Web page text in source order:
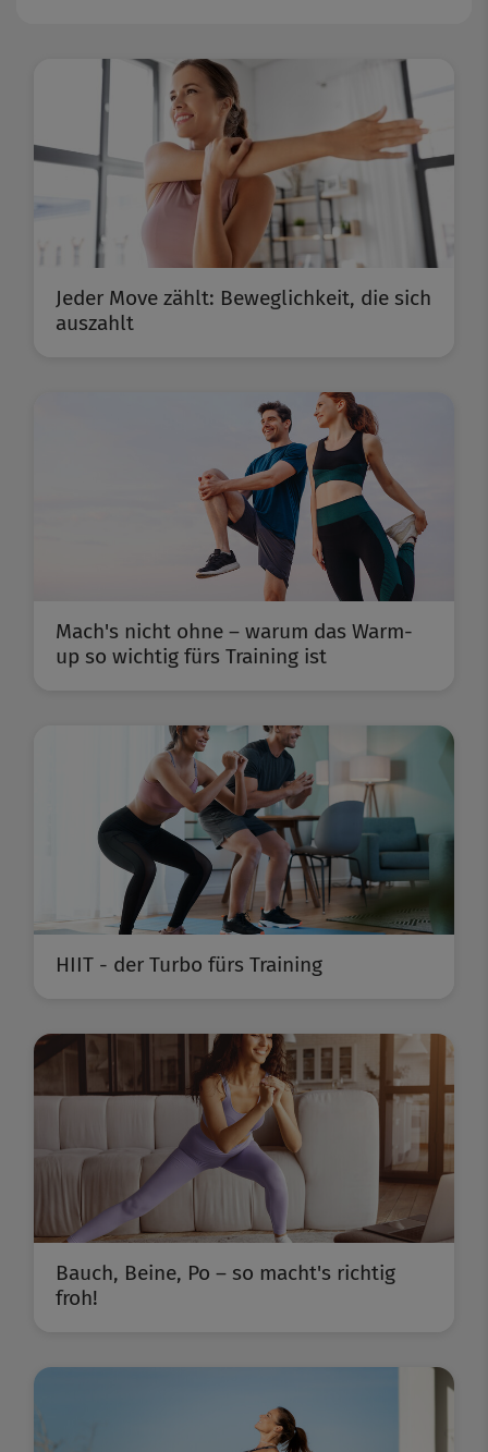
Jeder Move zählt: Beweglichkeit, die sich
auszahlt
Mach's nicht ohne – warum das Warm-
up so wichtig fürs Training ist
HIIT - der Turbo fürs Training
Bauch, Beine, Po – so macht's richtig
froh!